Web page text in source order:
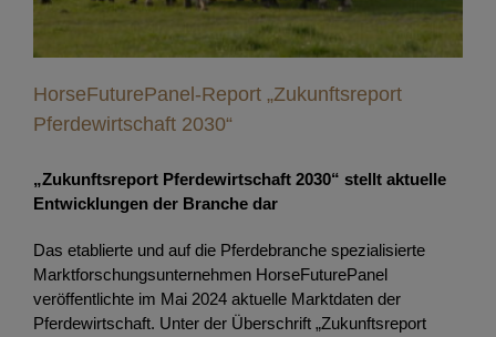
HorseFuturePanel-Report „Zukunftsreport
Pferdewirtschaft 2030“
„Zukunftsreport Pferdewirtschaft 2030“ stellt aktuelle
Entwicklungen der Branche dar
Das etablierte und auf die Pferdebranche spezialisierte
Marktforschungsunternehmen HorseFuturePanel
veröffentlichte im Mai 2024 aktuelle Marktdaten der
Pferdewirtschaft. Unter der Überschrift „Zukunftsreport